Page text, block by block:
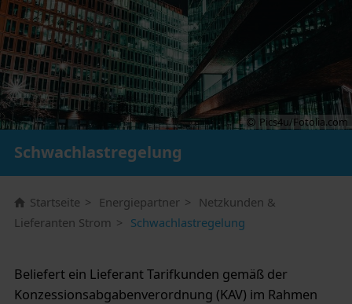
Pics4u/Fotolia.com
Schwachlastregelung
Startseite Energiepartner
Netzkunden &
Lieferanten Strom
Schwachlastregelung
Beliefert ein Lieferant Tarifkunden gemäß der
Konzessionsabgabenverordnung (KAV) im Rahmen